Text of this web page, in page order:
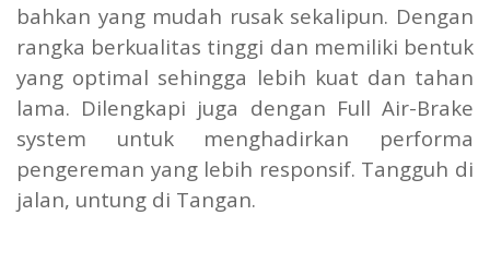
bahkan yang mudah rusak sekalipun. Dengan
rangka berkualitas tinggi dan memiliki bentuk
yang optimal sehingga lebih kuat dan tahan
lama. Dilengkapi juga dengan Full Air-Brake
system untuk menghadirkan performa
pengereman yang lebih responsif. Tangguh di
jalan, untung di Tangan.